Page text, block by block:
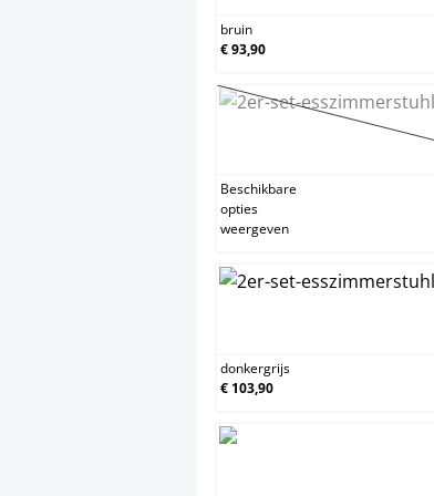
bruin
€ 93,90
Beschikbare
opties
weergeven
donkergrijs
€ 103,90